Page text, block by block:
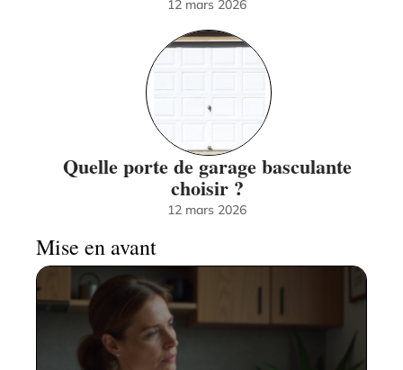
12 mars 2026
Quelle porte de garage basculante
choisir ?
12 mars 2026
Mise en avant